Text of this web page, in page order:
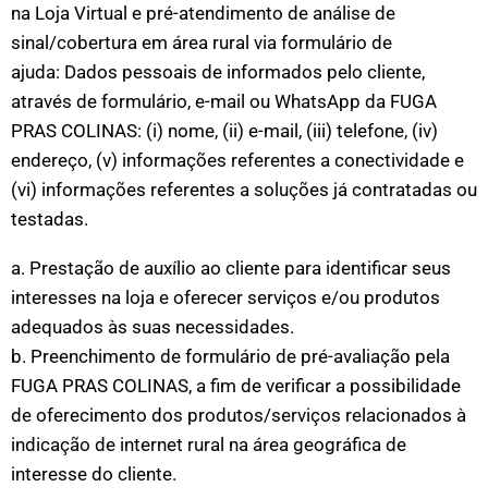
na Loja Virtual e pré-atendimento de análise de
sinal/cobertura em área rural via formulário de
ajuda: Dados pessoais de informados pelo cliente,
através de formulário, e-mail ou WhatsApp da FUGA
PRAS COLINAS: (i) nome, (ii) e-mail, (iii) telefone, (iv)
endereço, (v) informações referentes a conectividade e
(vi) informações referentes a soluções já contratadas ou
testadas.
a. Prestação de auxílio ao cliente para identificar seus
interesses na loja e oferecer serviços e/ou produtos
adequados às suas necessidades.
b. Preenchimento de formulário de pré-avaliação pela
FUGA PRAS COLINAS, a fim de verificar a possibilidade
de oferecimento dos produtos/serviços relacionados à
indicação de internet rural na área geográfica de
interesse do cliente.